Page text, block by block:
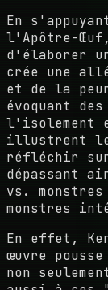
En
l'Apôtre-
d'élaborer
crée une
et de la
évoquant
l'isolement
illustrent
réfléchir
dépassant
vs.
monstres
En effet,
œuvre
non